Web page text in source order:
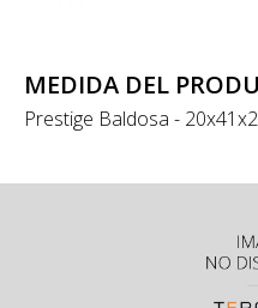
MEDIDA DEL
Prestige Baldosa - 20x41x2